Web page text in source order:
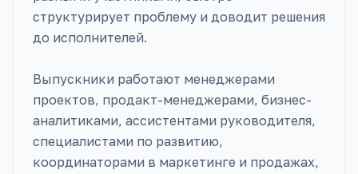
структурирует проблему и доводит решения
до исполнителей.
Выпускники работают менеджерами
проектов, продакт-менеджерами, бизнес-
аналитиками, ассистентами руководителя,
специалистами по развитию,
координаторами в маркетинге и продажах,